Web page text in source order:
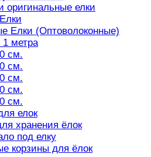
оригинальные елки
Елки (Оптоволоконные)
1 метра
см.
см.
см.
см.
см.
елок
хранения ёлок
под елку
корзины для ёлок